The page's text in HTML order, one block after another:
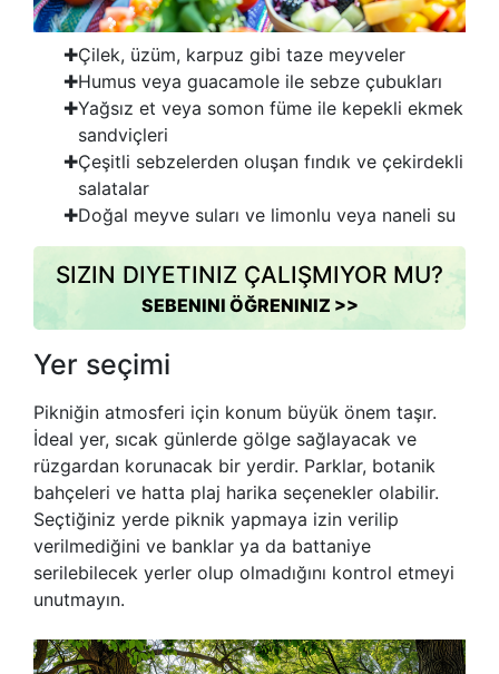
Çilek, üzüm, karpuz gibi taze meyveler
Humus veya guacamole ile sebze çubukları
Yağsız et veya somon füme ile kepekli ekmek
sandviçleri
Çeşitli sebzelerden oluşan fındık ve çekirdekli
salatalar
Doğal meyve suları ve limonlu veya naneli su
SIZIN DIYETINIZ ÇALIŞMIYOR MU?
SEBENINI ÖĞRENINIZ >>
Yer seçimi
Pikniğin atmosferi için konum büyük önem taşır.
İdeal yer, sıcak günlerde gölge sağlayacak ve
rüzgardan korunacak bir yerdir. Parklar, botanik
bahçeleri ve hatta plaj harika seçenekler olabilir.
Seçtiğiniz yerde piknik yapmaya izin verilip
verilmediğini ve banklar ya da battaniye
serilebilecek yerler olup olmadığını kontrol etmeyi
unutmayın.